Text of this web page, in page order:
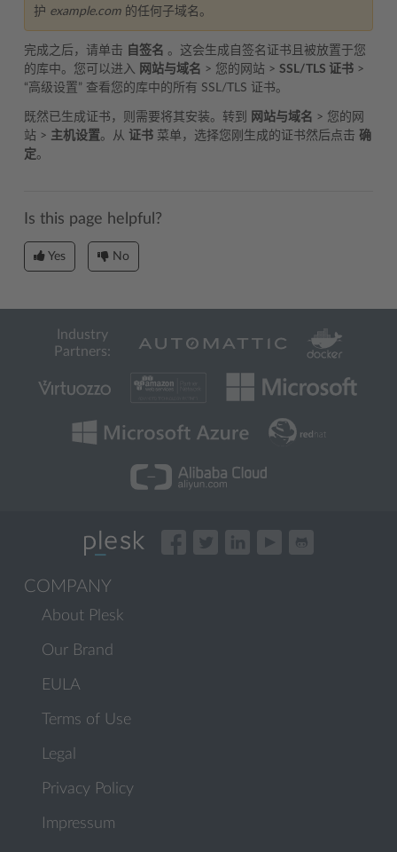
护 example.com 的任何子域名。
完成之后，请单击 自签名 。这会生成自签名证书且被放置于您
的库中。您可以进入 网站与域名 > 您的网站 > SSL/TLS 证书 >
“高级设置” 查看您的库中的所有 SSL/TLS 证书。
既然已生成证书，则需要将其安装。转到 网站与域名 > 您的网
站 > 主机设置。从 证书 菜单，选择您刚生成的证书然后点击 确
定。
Is this page helpful?
Yes No
Industry
Partners:
COMPANY
About Plesk
Our Brand
EULA
Terms of Use
Legal
Privacy Policy
Impressum